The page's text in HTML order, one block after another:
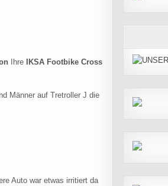
Ihre
IKSA Footbike Cross
Männer auf Tretroller J die
Auto war etwas irritiert da